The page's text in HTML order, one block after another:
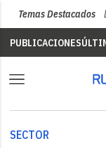
Temas Destacados
PUBLICACIONES
SECTOR